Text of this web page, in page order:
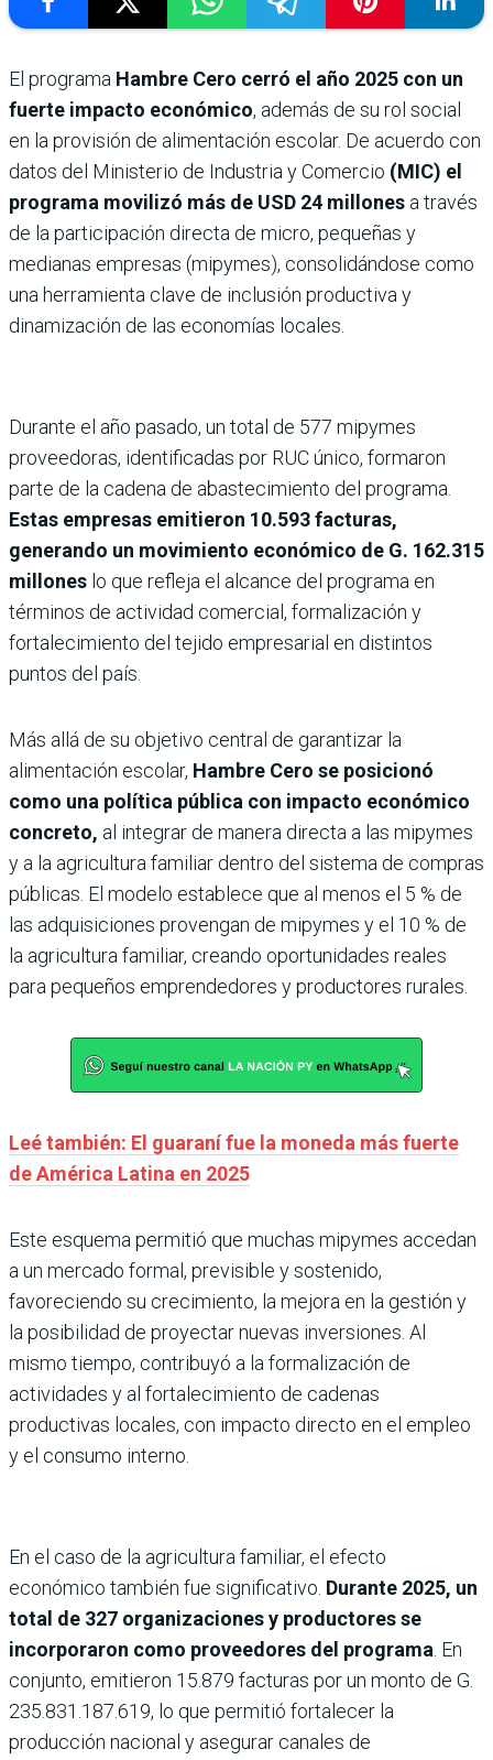
El programa Hambre Cero cerró el año 2025 con un
fuerte impacto económico, además de su rol social
en la provisión de alimentación escolar. De acuerdo con
datos del Ministerio de Industria y Comercio (MIC) el
programa movilizó más de USD 24 millones a través
de la participación directa de micro, pequeñas y
medianas empresas (mipymes), consolidándose como
una herramienta clave de inclusión productiva y
dinamización de las economías locales.
Durante el año pasado, un total de 577 mipymes
proveedoras, identificadas por RUC único, formaron
parte de la cadena de abastecimiento del programa.
Estas empresas emitieron 10.593 facturas,
generando un movimiento económico de G. 162.315
millones lo que refleja el alcance del programa en
términos de actividad comercial, formalización y
fortalecimiento del tejido empresarial en distintos
puntos del país.
Más allá de su objetivo central de garantizar la
alimentación escolar, Hambre Cero se posicionó
como una política pública con impacto económico
concreto, al integrar de manera directa a las mipymes
y a la agricultura familiar dentro del sistema de compras
públicas. El modelo establece que al menos el 5 % de
las adquisiciones provengan de mipymes y el 10 % de
la agricultura familiar, creando oportunidades reales
para pequeños emprendedores y productores rurales.
Leé también: El guaraní fue la moneda más fuerte
de América Latina en 2025
Este esquema permitió que muchas mipymes accedan
a un mercado formal, previsible y sostenido,
favoreciendo su crecimiento, la mejora en la gestión y
la posibilidad de proyectar nuevas inversiones. Al
mismo tiempo, contribuyó a la formalización de
actividades y al fortalecimiento de cadenas
productivas locales, con impacto directo en el empleo
y el consumo interno.
En el caso de la agricultura familiar, el efecto
económico también fue significativo. Durante 2025, un
total de 327 organizaciones y productores se
incorporaron como proveedores del programa . En
conjunto, emitieron 15.879 facturas por un monto de G.
235.831.187.619, lo que permitió fortalecer la
producción nacional y asegurar canales de